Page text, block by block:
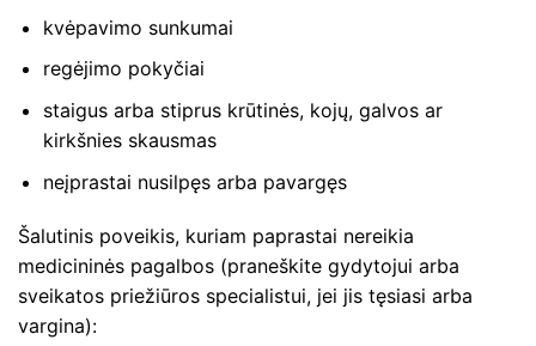
kvėpavimo sunkumai
regėjimo pokyčiai
staigus arba stiprus krūtinės, kojų, galvos ar
kirkšnies skausmas
neįprastai nusilpęs arba pavargęs
Šalutinis poveikis, kuriam paprastai nereikia
medicininės pagalbos (praneškite gydytojui arba
sveikatos priežiūros specialistui, jei jis tęsiasi arba
vargina):